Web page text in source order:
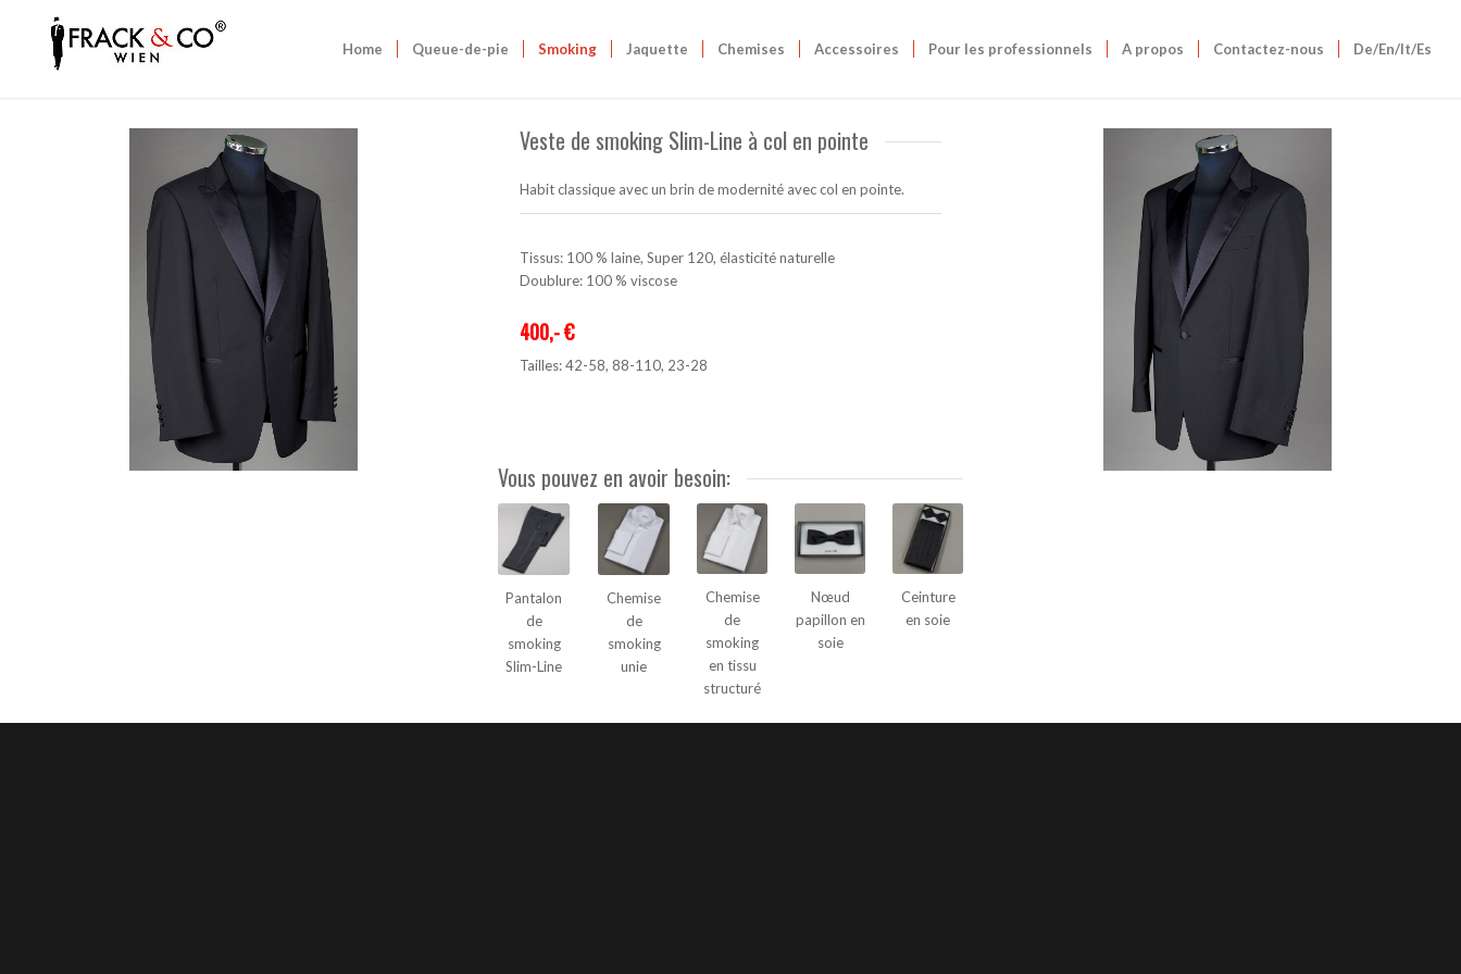
Home Queue-de-pie Smoking Jaquette Chemises Accessoires Pour les professionnels A propos Contactez-nous De/En/It/Es
Veste de smoking Slim-Line à col en pointe
Habit classique avec un brin de modernité avec col en pointe.
Tissus: 100 % laine, Super 120, élasticité naturelle
Doublure: 100 % viscose
400,- €
Tailles: 42-58, 88-110, 23-28
Vous pouvez en avoir besoin:
Pantalon
de
smoking
Slim-Line
Chemise
de
smoking
unie
Chemise
de
smoking
en tissu
structuré
Nœud
papillon en
soie
Ceinture
en soie